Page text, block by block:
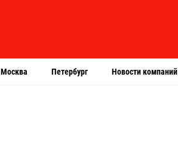
Москва Петербург Новости компаний